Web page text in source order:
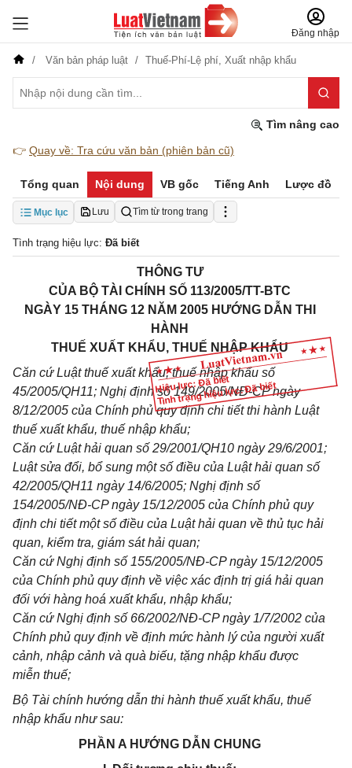
Đăng nhập
Văn bản pháp luật Thuế-Phí-Lệ phí, Xuất nhập khẩu
Tìm nâng cao
👉 Quay về: Tra cứu văn bản (phiên bản cũ)
Tổng quan Nội dung VB gốc Tiếng Anh Lược đồ
Mục lục Lưu Tìm từ trong trang
Tình trạng hiệu lực: Đã biết
Hiệu lực: Đã biết
Tình trạng hiệu lực: Đã biết
THÔNG TƯ
CỦA BỘ TÀI CHÍNH SỐ 113/2005/TT-BTC
NGÀY 15 THÁNG 12 NĂM 2005 HƯỚNG DẪN THI
HÀNH
THUẾ XUẤT KHẨU, THUẾ NHẬP KHẨU
Căn cứ Luật thuế xuất khẩu, thuế nhập khẩu số
45/2005/QH11; Nghị định số 149/2005/NĐ-CP ngày
8/12/2005 của Chính phủ quy định chi tiết thi hành Luật
thuế xuất khẩu, thuế nhập khẩu;
Căn cứ Luật hải quan số 29/2001/QH10 ngày 29/6/2001;
Luật sửa đổi, bổ sung một số điều của Luật hải quan số
42/2005/QH11 ngày 14/6/2005; Nghị định số
154/2005/NĐ-CP ngày 15/12/2005 của Chính phủ quy
định chi tiết một số điều của Luật hải quan về thủ tục hải
quan, kiểm tra, giám sát hải quan;
Căn cứ Nghị định số 155/2005/NĐ-CP ngày 15/12/2005
của Chính phủ quy định về việc xác định trị giá hải quan
đối với hàng hoá xuất khẩu, nhập khẩu;
Căn cứ Nghị định số 66/2002/NĐ-CP ngày 1/7/2002 của
Chính phủ quy định về định mức hành lý của người xuất
cảnh, nhập cảnh và quà biếu, tặng nhập khẩu được
miễn thuế;
Bộ Tài chính hướng dẫn thi hành thuế xuất khẩu, thuế
nhập khẩu như sau:
PHẦN A HƯỚNG DẪN CHUNG